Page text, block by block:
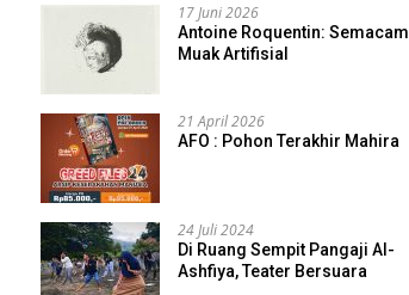
17 Juni 2026
Antoine Roquentin: Semacam
Muak Artifisial
21 April 2026
AFO : Pohon Terakhir Mahira
24 Juli 2024
Di Ruang Sempit Pangaji Al-
Ashfiya, Teater Bersuara